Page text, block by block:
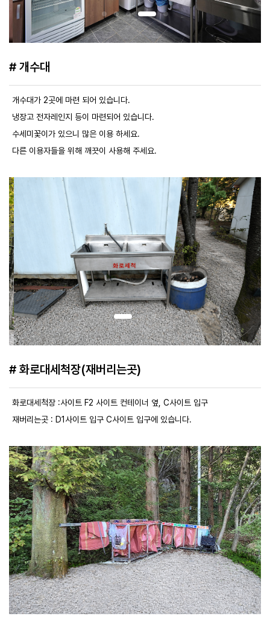
# 개수대
개수대가 2곳에 마련 되어 있습니다.
냉장고 전자레인지 등이 마련되어 있습니다.
수세미꽃이가 있으니 많은 이용 하세요.
다른 이용자들을 위해 깨끗이 사용해 주세요.
# 화로대세척장(재버리는곳)
화로대세척장 :사이트 F2 사이트 컨테이너 옆, C사이트 입구
재버리는곳 : D1사이트 입구 C사이트 입구에 있습니다.